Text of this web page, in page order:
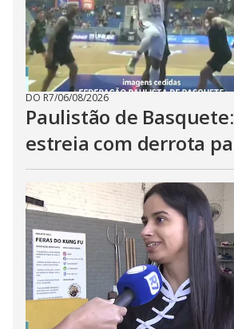
DO R7/06/08/2026
Paulistão de
estreia com derrota